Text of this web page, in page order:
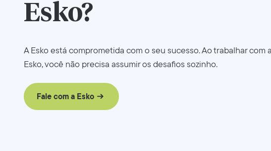
Esko?
A Esko está comprometida com o seu sucesso. Ao trabalhar com a
Esko, você não precisa assumir os desafios sozinho.
Fale com a Esko